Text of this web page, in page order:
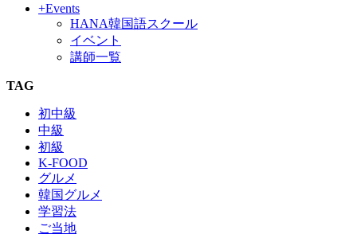
+Events
HANA韓国語スクール
イベント
講師一覧
TAG
初中級
中級
初級
K-FOOD
グルメ
韓国グルメ
学習法
ご当地